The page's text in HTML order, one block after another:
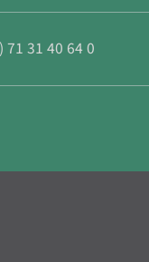
31 40 64 0